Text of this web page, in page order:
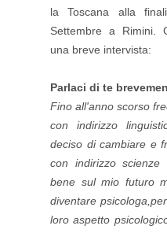
la Toscana alla
Settembre a Rimini.
una breve intervista:
Parlaci di te
Fino all'anno scorso
con indirizzo
deciso di cambiare e
con indirizzo scienze
bene sul mio futuro
diventare
loro aspetto